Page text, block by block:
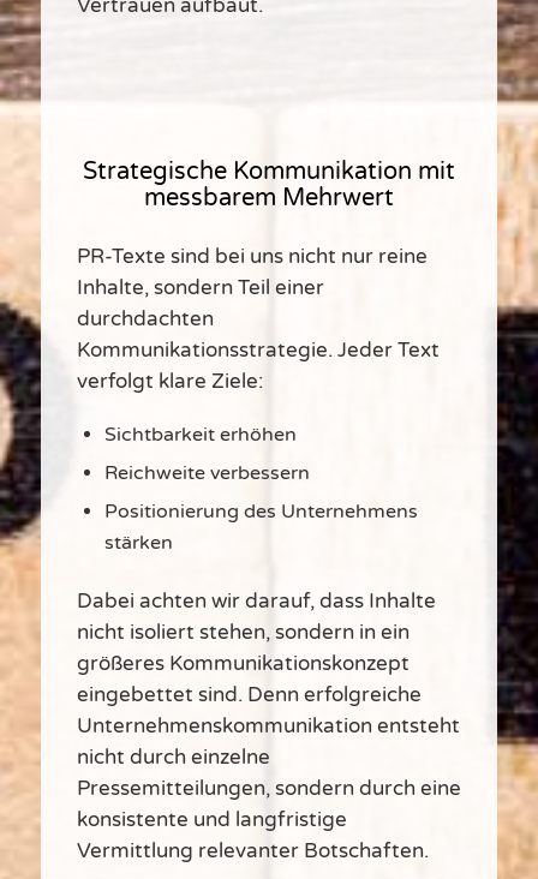
Strategische Kommunikation mit
messbarem Mehrwert
PR-Texte sind bei uns nicht nur reine
Inhalte, sondern Teil einer
durchdachten
Kommunikationsstrategie. Jeder Text
verfolgt klare Ziele:
Sichtbarkeit erhöhen
Reichweite verbessern
Positionierung des Unternehmens
stärken
Dabei achten wir darauf, dass Inhalte
nicht isoliert stehen, sondern in ein
größeres Kommunikationskonzept
eingebettet sind. Denn erfolgreiche
Unternehmenskommunikation entsteht
nicht durch einzelne
Pressemitteilungen, sondern durch eine
konsistente und langfristige
Vermittlung relevanter Botschaften.